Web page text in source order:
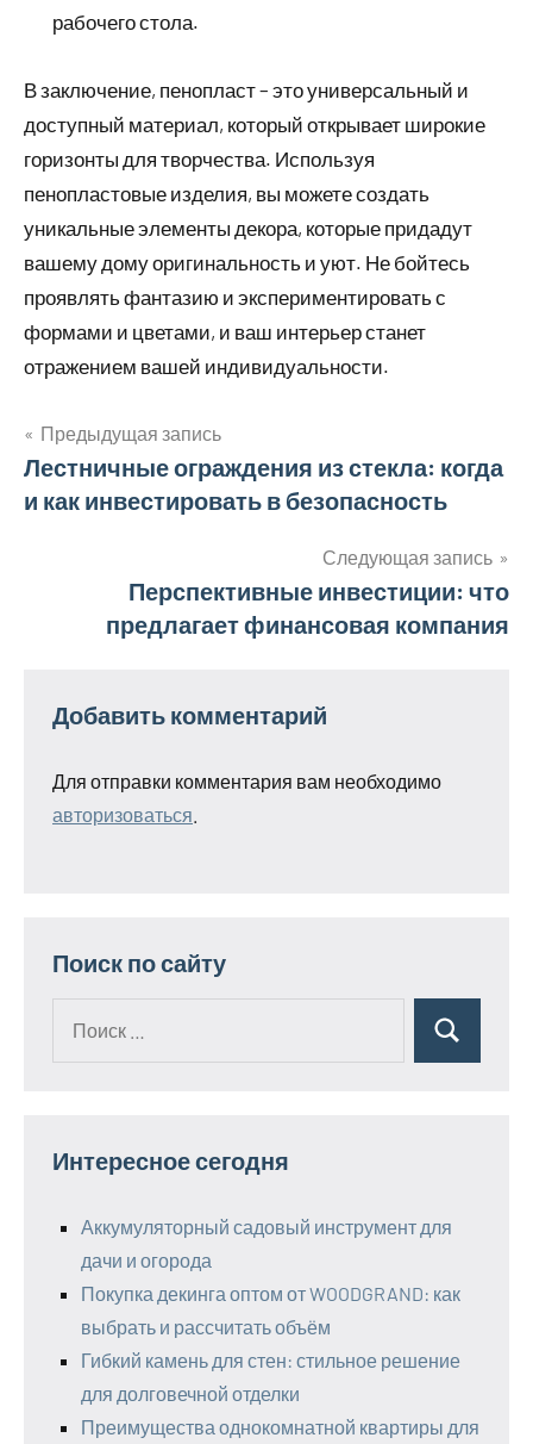
рабочего стола.
В заключение, пенопласт – это универсальный и
доступный материал, который открывает широкие
горизонты для творчества. Используя
пенопластовые изделия, вы можете создать
уникальные элементы декора, которые придадут
вашему дому оригинальность и уют. Не бойтесь
проявлять фантазию и экспериментировать с
формами и цветами, и ваш интерьер станет
отражением вашей индивидуальности.
Навигация
по
Предыдущая запись
Лестничные ограждения из стекла: когда
и как инвестировать в безопасность
Следующая запись
Перспективные инвестиции: что
предлагает финансовая компания
Добавить комментарий
Для отправки комментария вам необходимо
авторизоваться
Поиск по сайту
Поиск
Интересное сегодня
Аккумуляторный садовый инструмент для
дачи и огорода
Покупка декинга оптом от WOODGRAND: как
выбрать и рассчитать объём
Гибкий камень для стен: стильное решение
для долговечной отделки
Преимущества однокомнатной квартиры для